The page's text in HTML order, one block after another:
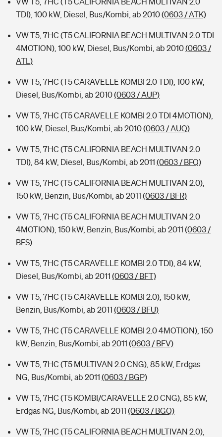
TDI), 100 kW, Diesel, Bus/Kombi, ab 2010(0603 / ATK)
VW T5, 7HC (T5 CALIFORNIA BEACH MULTIVAN 2.0 TDI
4MOTION), 100 kW, Diesel, Bus/Kombi, ab 2010(0603 /
ATL)
VW T5, 7HC (T5 CARAVELLE KOMBI 2.0 TDI), 100 kW,
Diesel, Bus/Kombi, ab 2010(0603 / AUP)
VW T5, 7HC (T5 CARAVELLE KOMBI 2.0 TDI 4MOTION),
100 kW, Diesel, Bus/Kombi, ab 2010(0603 / AUQ)
VW T5, 7HC (T5 CALIFORNIA BEACH MULTIVAN 2.0
TDI), 84 kW, Diesel, Bus/Kombi, ab 2011 (0603 / BFQ)
VW T5, 7HC (T5 CALIFORNIA BEACH MULTIVAN 2.0),
150 kW, Benzin, Bus/Kombi, ab 2011 (0603 / BFR)
VW T5, 7HC (T5 CALIFORNIA BEACH MULTIVAN 2.0
4MOTION), 150 kW, Benzin, Bus/Kombi, ab 2011 (0603 /
BFS)
VW T5, 7HC (T5 CARAVELLE KOMBI 2.0 TDI), 84 kW,
Diesel, Bus/Kombi, ab 2011 (0603 / BFT)
VW T5, 7HC (T5 CARAVELLE KOMBI 2.0), 150 kW,
Benzin, Bus/Kombi, ab 2011 (0603 / BFU)
VW T5, 7HC (T5 CARAVELLE KOMBI 2.0 4MOTION), 150
kW, Benzin, Bus/Kombi, ab 2011 (0603 / BFV)
VW T5, 7HC (T5 MULTIVAN 2.0 CNG), 85 kW, Erdgas
NG, Bus/Kombi, ab 2011 (0603 / BGP)
VW T5, 7HC (T5 KOMBI/CARAVELLE 2.0 CNG), 85 kW,
Erdgas NG, Bus/Kombi, ab 2011 (0603 / BGQ)
VW T5, 7HC (T5 CALIFORNIA BEACH MULTIVAN 2.0),